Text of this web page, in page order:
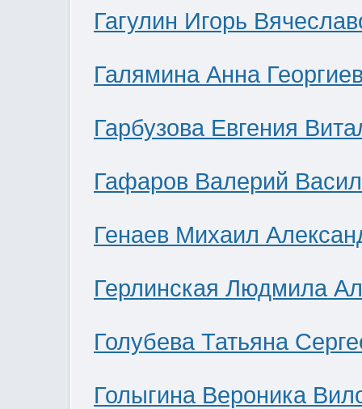
Гагулин Игорь
Галямина Анна
Гарбузова Евгения
Гафаров Валерий
Генаев Михаил
Герлинская Людмила
Голубева Татьяна
Голыгина Вероника